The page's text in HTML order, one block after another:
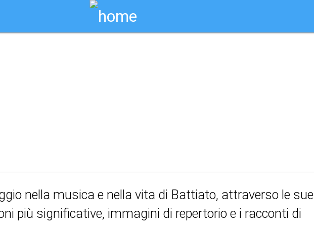
nella musica e nella vita di Battiato, attraverso le sue
più significative, immagini di repertorio e i racconti di